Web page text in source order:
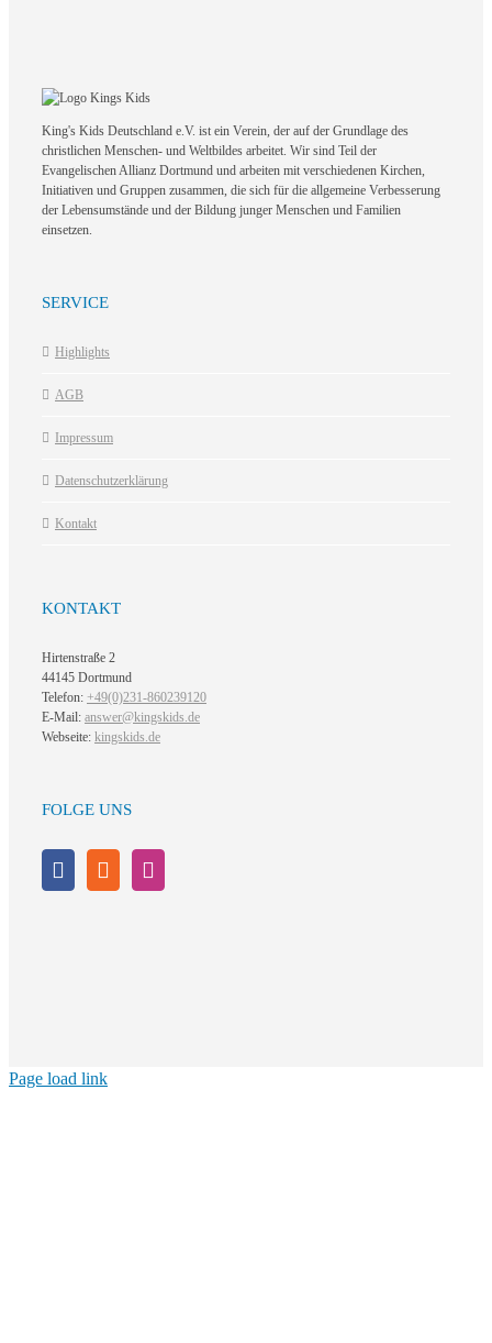
King's Kids Deutschland e.V. ist ein Verein, der auf der Grundlage des
christlichen Menschen- und Weltbildes arbeitet. Wir sind Teil der
Evangelischen Allianz Dortmund und arbeiten mit verschiedenen Kirchen,
Initiativen und Gruppen zusammen, die sich für die allgemeine Verbesserung
der Lebensumstände und der Bildung junger Menschen und Familien
einsetzen.
SERVICE
Highlights
AGB
Impressum
Datenschutzerklärung
Kontakt
KONTAKT
Hirtenstraße 2
44145 Dortmund
Telefon: +49(0)231-860239120
E-Mail: answer@kingskids.de
Webseite: kingskids.de
FOLGE UNS
Page load link